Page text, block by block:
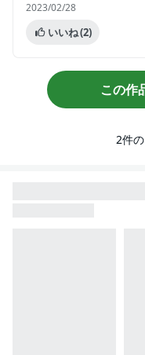
2023/02/28
いいね(2)
この作
2件